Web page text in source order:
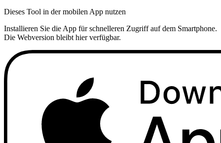
Dieses Tool in der mobilen App nutzen
Installieren Sie die App für schnelleren Zugriff auf dem Smartphone.
Die Webversion bleibt hier verfügbar.